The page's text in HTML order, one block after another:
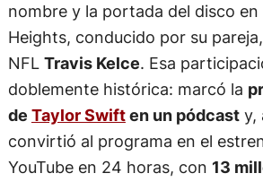
nombre y la portada del disco
Heights, conducido por su
NFL Travis Kelce. Esa
doblemente histórica: marcó la
de Taylor Swiften un pódcasty,
convirtió al programa en el
YouTube en 24 horas, con 13